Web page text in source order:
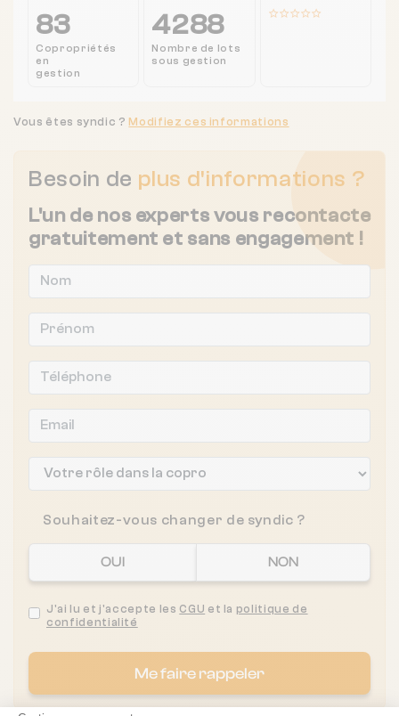
83
Copropriétés
en
gestion
4288
Nombre de lots
sous gestion
Besoin de plus d'informations ?
L'un de nos experts vous recontacte
gratuitement et sans engagement !
Souhaitez-vous changer de syndic ?
OUI NON
J'ai lu et j'accepte les CGU et la politique de
confidentialité
Me faire rappeler
Vous êtes syndic ?Modifiez ces informations